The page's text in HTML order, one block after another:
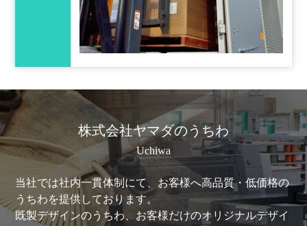
株式会社ヤマダのうちわ
Uchiwa
当社では社内一貫体制にて、お客様へ高品質・低価格の
うちわを提供しております。
既製デザインのうちわ、お客様だけのオリジナルデザイ